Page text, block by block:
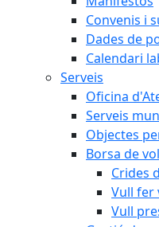
Convenis i
Dades de
Calendari
Serveis
Oficina
Serveis
Objectes
Borsa de
Crides
Vull fer
Vull